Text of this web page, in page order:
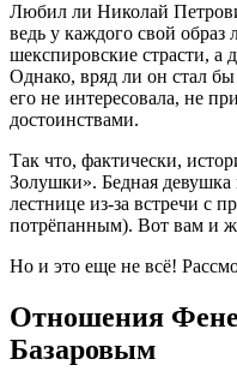
Любил ли Николай
ведь у каждого свой
шекспировские страсти, а
Однако, вряд ли он стал
его не интересовала, не
достоинствами.
Так что, фактически,
Золушки». Бедная девушка
лестнице из-за встречи с
потрёпанным). Вот вам и
Но и это еще не всё!
Отношения
Базаровым